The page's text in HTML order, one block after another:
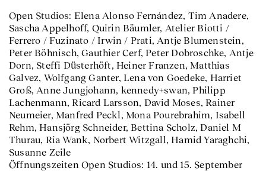
Open Studios: Elena Alonso Fernández, Tim Anadere,
Sascha Appelhoff, Quirin Bäumler, Atelier Biotti /
Ferrero / Fuzinato / Irwin / Prati, Antje Blumenstein,
Peter Böhnisch, Gauthier Cerf, Peter Dobroschke, Antje
Dorn, Steffi Düsterhöft, Heiner Franzen, Matthias
Galvez, Wolfgang Ganter, Lena von Goedeke, Harriet
Groß, Anne Jungjohann, kennedy+swan, Philipp
Lachenmann, Ricard Larsson, David Moses, Rainer
Neumeier, Manfred Peckl, Mona Pourebrahim, Isabell
Rehm, Hansjörg Schneider, Bettina Scholz, Daniel M
Thurau, Ria Wank, Norbert Witzgall, Hamid Yaraghchi,
Susanne Zeile
Öffnungszeiten Open Studios: 14. und 15. September